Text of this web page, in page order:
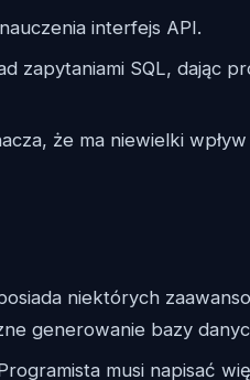
interfejs API.
zapytaniami SQL, dając
że ma niewielki
niektórych
generowanie bazy
musi napisać